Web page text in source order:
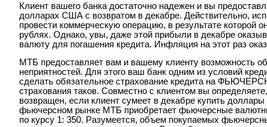
Клиент вашего банка достаточно надежен и вы
долларах США с возвратом в декабре. Действительно,
провести коммерческую операцию, в результате которой
рублях. Однако, увы, даже этой прибыли в декабре
валюту для погашения кредита. Инфляция на этот раз
МТБ предоставляет вам и вашему клиенту возможность
неприятностей. Для этого ваш банк одним из условий
сделать обязательное страхование кредита на
страхования таков. Совместно с клиентом вы
возвращен, если клиент сумеет в декабре купить
фьючерсном рынке МТБ приобретает фьючерсные
по курсу 1: 350. Разумеется, объем покупаемых